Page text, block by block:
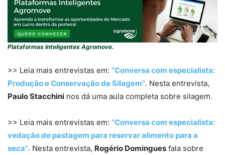
Plataformas Inteligentes Agromove.
>> Leia mais entrevistas em: “Conversa com especialista:
Produção e Conservação de Silagem”. Nesta entrevista,
Paulo Stacchini nos dá uma aula completa sobre silagem.
>> Leia mais entrevistas em: “Conversa com especialista:
vedação de pastagem para reservar alimento para a
seca”. Nesta entrevista, Rogério Domingues fala sobre